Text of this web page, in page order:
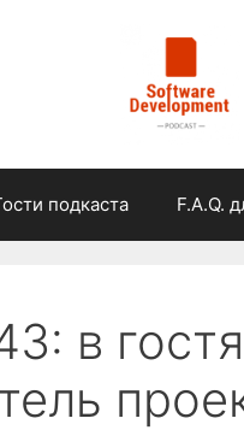
подкаста F.A.Q.
в